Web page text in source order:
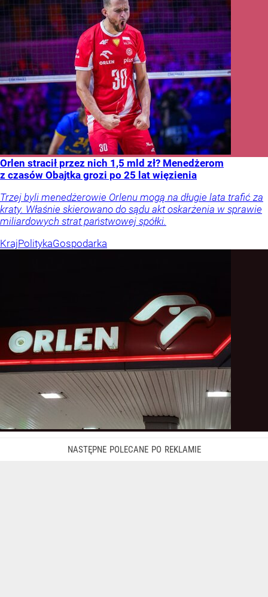
Orlen stracił przez nich 1,5 mld zł? Menedżerom
z czasów Obajtka grozi po 25 lat więzienia
Trzej byli menedżerowie Orlenu mogą na długie lata trafić za
kraty. Właśnie skierowano do sądu akt oskarżenia w sprawie
miliardowych strat państwowej spółki.
KrajPolitykaGospodarka